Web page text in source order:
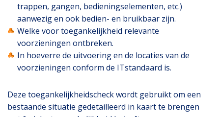
trappen, gangen, bedieningselementen, etc.)
aanwezig en ook bedien- en bruikbaar zijn.
Welke voor toegankelijkheid relevante
voorzieningen ontbreken.
In hoeverre de uitvoering en de locaties van de
voorzieningen conform de ITstandaard is.
Deze toegankelijkheidscheck wordt gebruikt om een
bestaande situatie gedetailleerd in kaart te brengen